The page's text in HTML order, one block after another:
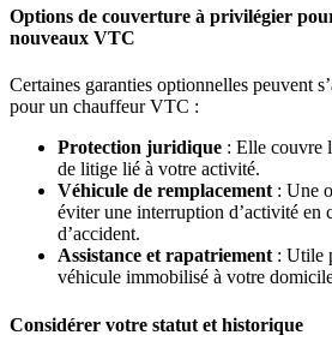
Options de couverture à privilégier
nouveaux VTC
Certaines garanties optionnelles peuvent
pour un chauffeur VTC :
Protection juridique : Elle couvre
de litige lié à votre activité.
Véhicule de remplacement : Une
éviter une interruption d’activité en
d’accident.
Assistance et rapatriement : Utile
véhicule immobilisé à votre
Considérer votre statut et historique